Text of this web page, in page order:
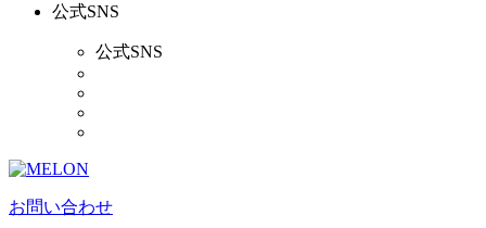
公式SNS
公式SNS
お問い合わせ